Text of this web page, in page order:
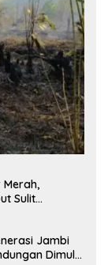
Merah,
Sulit
Jambi
Dimulai